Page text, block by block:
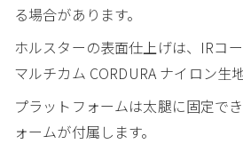
る場合があります。
ホルスターの表面仕上げは、IRコ
マルチカム CORDURA ナイロン生
プラットフォームは太腿に固定で
ォームが付属します。